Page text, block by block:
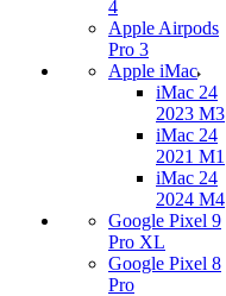
4
Apple Airpods
Pro 3
Apple iMac
iMac 24
2023 M3
iMac 24
2021 M1
iMac 24
2024 M4
Google Pixel 9
Pro XL
Google Pixel 8
Pro